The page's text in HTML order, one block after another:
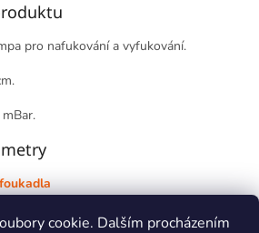
cookie. Dalším procházením
pro nafukování a vyfukování.